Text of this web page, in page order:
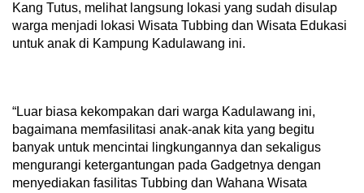
Kang Tutus, melihat langsung lokasi yang sudah disulap
warga menjadi lokasi Wisata Tubbing dan Wisata Edukasi
untuk anak di Kampung Kadulawang ini.
“Luar biasa kekompakan dari warga Kadulawang ini,
bagaimana memfasilitasi anak-anak kita yang begitu
banyak untuk mencintai lingkungannya dan sekaligus
mengurangi ketergantungan pada Gadgetnya dengan
menyediakan fasilitas Tubbing dan Wahana Wisata